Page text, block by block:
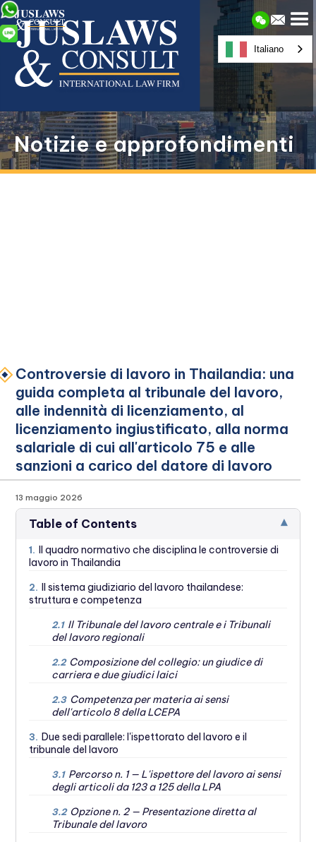
Notizie e approfondimenti
Controversie di lavoro in Thailandia: una
guida completa al tribunale del lavoro,
alle indennità di licenziamento, al
licenziamento ingiustificato, alla norma
salariale di cui all'articolo 75 e alle
sanzioni a carico del datore di lavoro
13 maggio 2026
Table of Contents ▾
1. Il quadro normativo che disciplina le controversie di
lavoro in Thailandia
2. Il sistema giudiziario del lavoro thailandese:
struttura e competenza
2.1 Il Tribunale del lavoro centrale e i Tribunali
del lavoro regionali
2.2 Composizione del collegio: un giudice di
carriera e due giudici laici
2.3 Competenza per materia ai sensi
dell'articolo 8 della LCEPA
3. Due sedi parallele: l'ispettorato del lavoro e il
tribunale del lavoro
3.1 Percorso n. 1 — L'ispettore del lavoro ai sensi
degli articoli da 123 a 125 della LPA
3.2 Opzione n. 2 — Presentazione diretta al
Tribunale del lavoro
Italiano